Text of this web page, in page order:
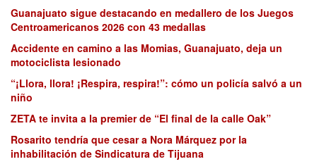
Guanajuato sigue destacando en medallero de los Juegos
Centroamericanos 2026 con 43 medallas
Accidente en camino a las Momias, Guanajuato, deja un
motociclista lesionado
“¡Llora, llora! ¡Respira, respira!”: cómo un policía salvó a un
niño
ZETA te invita a la premier de “El final de la calle Oak”
Rosarito tendría que cesar a Nora Márquez por la
inhabilitación de Sindicatura de Tijuana